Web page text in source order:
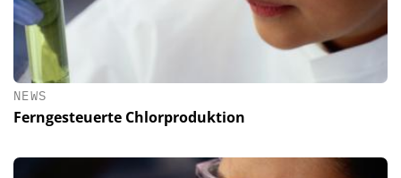
NEWS
Ferngesteuerte Chlorproduktion